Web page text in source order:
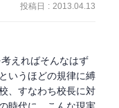
投稿日 : 2013.04.13
えればそんなはず
いうほどの規律に縛
、すなわち校長に対